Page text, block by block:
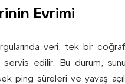
Evrimi
veri, tek bir
servis edilir. Bu durum,
ping süreleri ve yavaş